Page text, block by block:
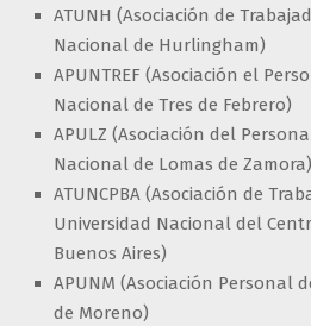
ATUNH (Asociación de
Nacional de Hurlingham)
APUNTREF (Asociación el
Nacional de Tres de Febrero)
APULZ (Asociación del
Nacional de Lomas de Zamora)
ATUNCPBA (Asociación de
Universidad Nacional del
Buenos Aires)
APUNM (Asociación Personal
de Moreno)